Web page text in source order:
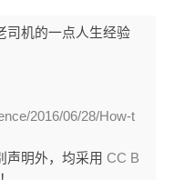
机的一点人生经验
2016/06/28/How-t
声明外，均采用CC B